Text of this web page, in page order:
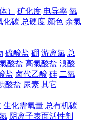
） 矿化度 电导率 氧
化碳 总硬度 颜色 余氯
硫酸盐 硼 游离氯 总
氯酸盐 高氯酸盐 溴酸
盐 卤代乙酸 硅 二氧
酸盐 尿素 其它
生化需氧量 总有机碳
阴离子表面活性剂